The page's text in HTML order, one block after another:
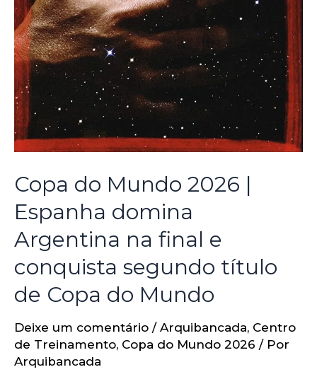
Copa do Mundo 2026 |
Espanha domina
Argentina na final e
conquista segundo título
de Copa do Mundo
Deixe um comentário / Arquibancada, Centro
de Treinamento, Copa do Mundo 2026 / Por
Arquibancada